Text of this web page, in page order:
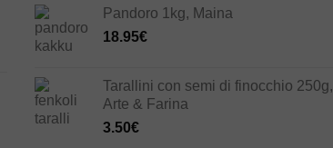
Pandoro 1kg, Maina
18.95€
Tarallini con semi di finocchio 250g,
Arte & Farina
3.50€